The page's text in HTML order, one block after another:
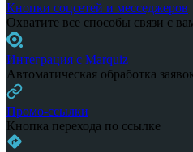
Кнопки соцсетей и месседжеров
Охватите все способы связи с
Интеграция с Marquiz
Автоматическая обработка
Промо-ссылки
Кнопка перехода по ссылке